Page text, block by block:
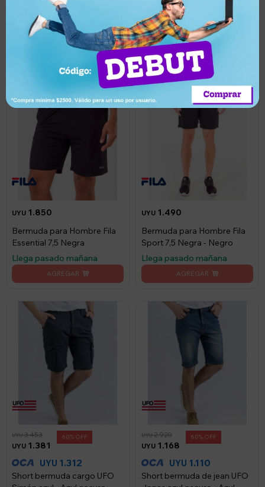
Short bermuda UFO Bret
azul - Azul oscuro
Llega pasado mañana
Short bermuda UFO Bret
rojo - Rojo
Llega pasado mañana
UYU 1.850
Bermuda para Hombre Fila
Essential 7,5 Negra
Llega pasado mañana
UYU 1.490
Bermuda para Hombre Fila
Sport 7,5 Negra - Negro
Llega pasado mañana
UYU 1.381
UYU3.453 60
UYU 1.312
Short bermuda cargo UFO
UYU 1.168
UYU2.920 60
UYU 1.110
Short bermuda de jean UFO